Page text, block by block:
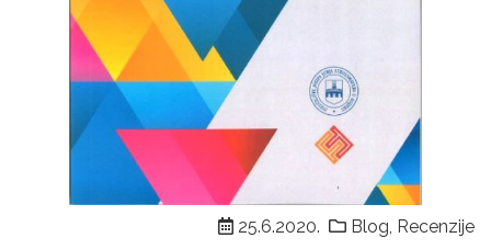
25.6.2020. Blog, Recenzije